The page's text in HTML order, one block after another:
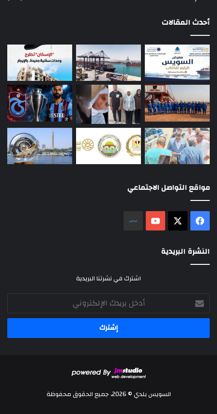
أحدث المقالات
مواقع التواصل الاجتماعي
فيسبوك ‫YouTube
النشرة البريدية
اشترك في نشرتنا البريدية
أدخل
بريدك
الإلكتروني
السويس بلدي © 2026، جميع الحقوق محفوظة